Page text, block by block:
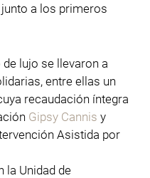
a los primeros
lujo se llevaron a
entre ellas un
recaudación íntegra
Gipsy Cannis y
Asistida por
la Unidad de